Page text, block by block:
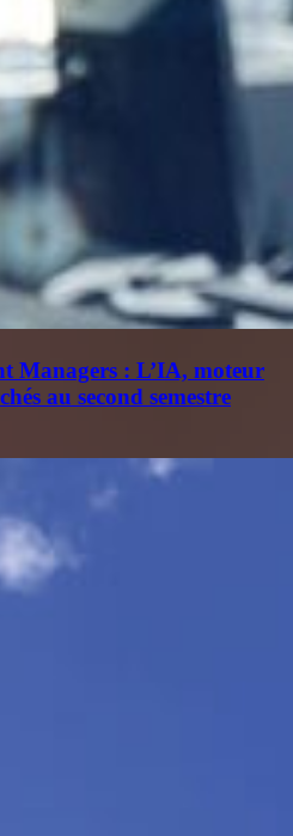
Managers : L’IA, moteur
au second semestre